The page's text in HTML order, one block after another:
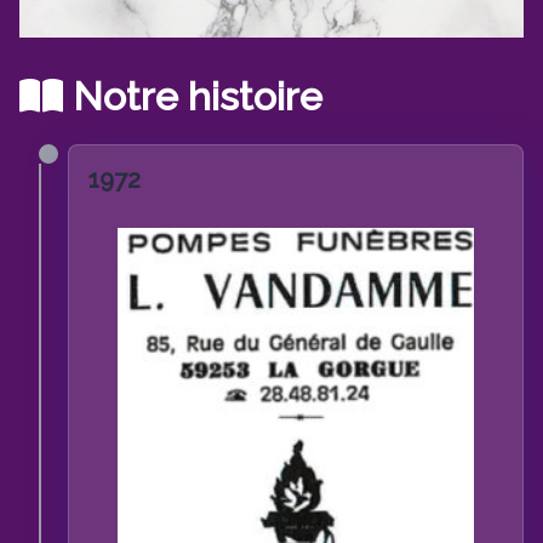
reconnaissants. Bernard et Anne
Notre histoire
1972